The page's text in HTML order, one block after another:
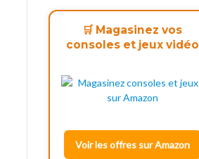
🛒 Magasinez vos
consoles et jeux vidéo
Voir les offres sur Amazon